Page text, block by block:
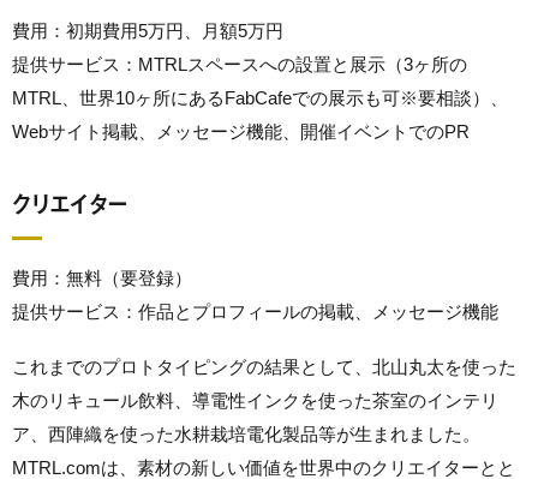
費用：初期費用5万円、月額5万円
提供サービス：MTRLスペースへの設置と展示（3ヶ所の
MTRL、世界10ヶ所にあるFabCafeでの展示も可※要相談）、
Webサイト掲載、メッセージ機能、開催イベントでのPR
クリエイター
費用：無料（要登録）
提供サービス：作品とプロフィールの掲載、メッセージ機能
これまでのプロトタイピングの結果として、北山丸太を使った
木のリキュール飲料、導電性インクを使った茶室のインテリ
ア、西陣織を使った水耕栽培電化製品等が生まれました。
MTRL.comは、素材の新しい価値を世界中のクリエイターとと